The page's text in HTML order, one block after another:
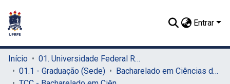
Entrar
Início
01. Universidade Federal Rural de Pernambuco - UFRPE (Sede)
01.1 - Graduação (Sede)
Bacharelado em Ciências do Consumo (Sede)